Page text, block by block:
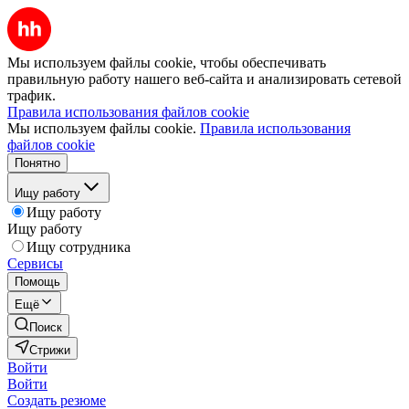
Мы используем файлы cookie, чтобы обеспечивать
правильную работу нашего веб-сайта и анализировать сетевой
трафик.
Правила использования файлов cookie
Мы используем файлы cookie. Правила использования
файлов cookie
Понятно
Ищу работу
Ищу работу
Ищу работу
Ищу сотрудника
Сервисы
Помощь
Ещё
Поиск
Стрижи
Войти
Войти
Создать резюме